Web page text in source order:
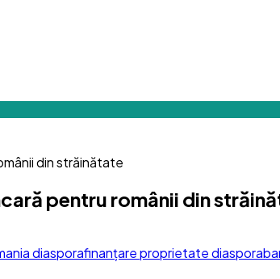
din străinătate
pentru românii din
diasporafinanțare proprietate diaspora